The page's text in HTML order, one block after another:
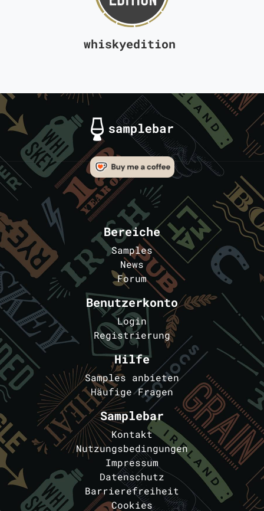
whiskyedition
Bereiche
Samples
News
Forum
Benutzerkonto
Login
Registrierung
Hilfe
Samples anbieten
Häufige Fragen
Samplebar
Kontakt
Nutzungsbedingungen
Impressum
Datenschutz
Barrierefreiheit
Cookies